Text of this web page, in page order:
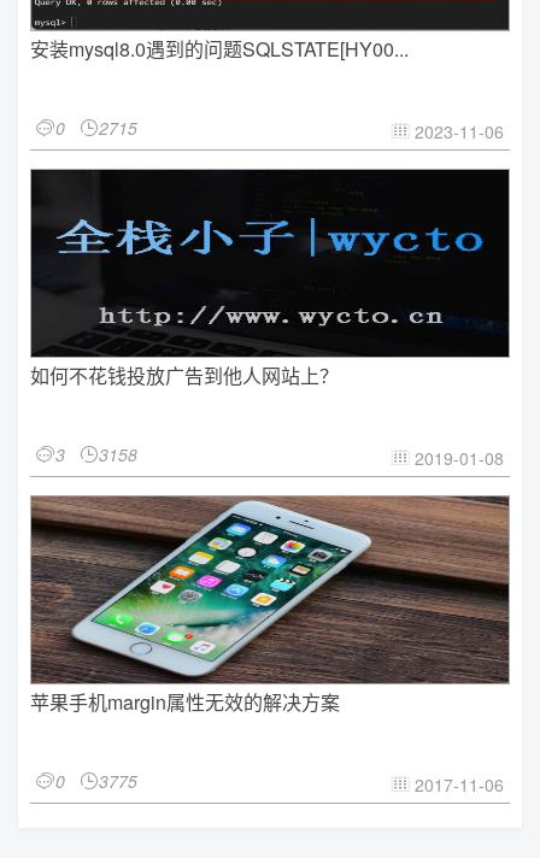
安装mysql8.0遇到的问题SQLSTATE[HY00...
0 2715  2023-11-06
如何不花钱投放广告到他人网站上？
3 3158  2019-01-08
苹果手机margin属性无效的解决方案
0 3775  2017-11-06